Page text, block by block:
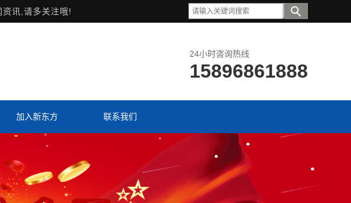
讯,请多关注哦!
24小时咨询热线
15896861888
加入新东方 联系我们